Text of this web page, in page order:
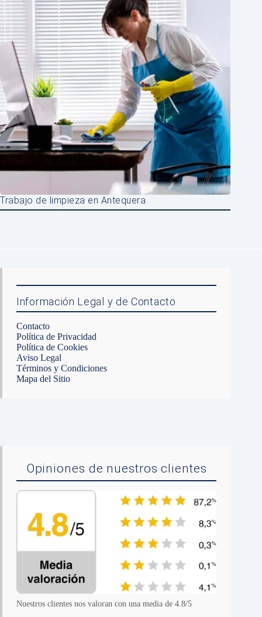
Trabajo de limpieza en Antequera
Información Legal y de Contacto
Contacto
Política de Privacidad
Política de Cookies
Aviso Legal
Términos y Condiciones
Mapa del Sitio
Opiniones de nuestros clientes
Nuestros clientes nos valoran con una media de 4.8/5